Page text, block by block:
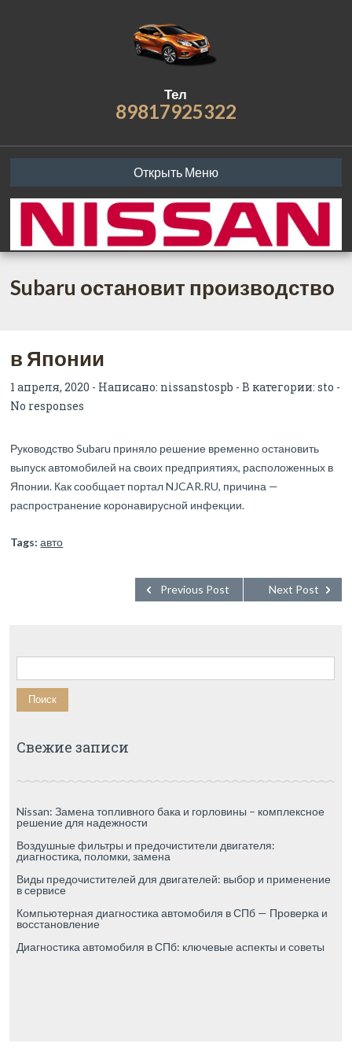
Тел
89817925322
Открыть Меню
Subaru остановит производство
в Японии
1 апреля, 2020 - Написано: nissanstospb - В категории:sto -
No responses
Руководство Subaru приняло решение временно остановить
выпуск автомобилей на своих предприятиях, расположенных в
Японии. Как сообщает портал NJCAR.RU, причина —
распространение коронавирусной инфекции.
Tags: авто
Next Post
Previous Post
Найти:
Свежие записи
Nissan: Замена топливного бака и горловины – комплексное
решение для надежности
Воздушные фильтры и предочистители двигателя:
диагностика, поломки, замена
Виды предочистителей для двигателей: выбор и применение
в сервисе
Компьютерная диагностика автомобиля в СПб — Проверка и
восстановление
Диагностика автомобиля в СПб: ключевые аспекты и советы